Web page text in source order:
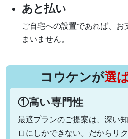
あと払い
ご自宅への設置であれば、
まいません。
コウケンが選
①高い専門性
最適プランのご提案は、深い
ロにしかできない。だからリク